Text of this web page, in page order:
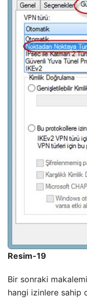
Resim-19
Bir sonraki
hangi izinlere sahip